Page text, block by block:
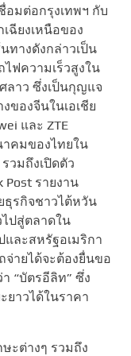
อมต่อกรุงเทพฯ กับ
ฉียงเหนือของ
ทางดังกล่าวเป็น
ฟความเร็วสูงใน
ลาว ซึ่งเป็นกุญแจ
ของจีนในเอเชีย
และ ZTE
คมของไทยใน
วมถึงเปิดตัว
Post รายงาน
ธุรกิจชาวไต้หวัน
ปสู่ตลาดใน
และสหรัฐอเมริกา
ายได้จะต้องยื่นขอ
“บัตรอีลิท” ซึ่ง
ยาวได้ในราคา
ะต่างๆ รวมถึง